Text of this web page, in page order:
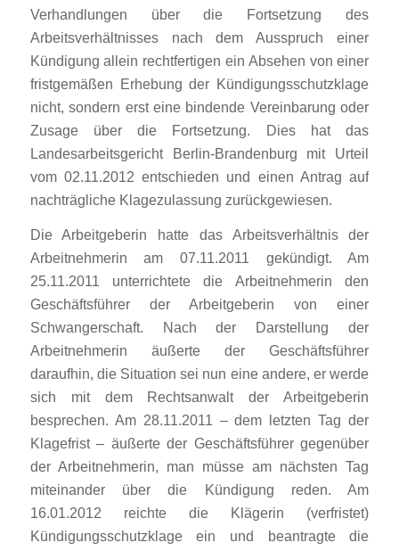
Verhandlungen über die Fortsetzung des
Arbeitsverhältnisses nach dem Ausspruch einer
Kündigung allein rechtfertigen ein Absehen von einer
fristgemäßen Erhebung der Kündigungsschutzklage
nicht, sondern erst eine bindende Vereinbarung oder
Zusage über die Fortsetzung. Dies hat das
Landesarbeitsgericht Berlin-Brandenburg mit Urteil
vom 02.11.2012 entschieden und einen Antrag auf
nachträgliche Klagezulassung zurückgewiesen.
Die Arbeitgeberin hatte das Arbeitsverhältnis der
Arbeitnehmerin am 07.11.2011 gekündigt. Am
25.11.2011 unterrichtete die Arbeitnehmerin den
Geschäftsführer der Arbeitgeberin von einer
Schwangerschaft. Nach der Darstellung der
Arbeitnehmerin äußerte der Geschäftsführer
daraufhin, die Situation sei nun eine andere, er werde
sich mit dem Rechtsanwalt der Arbeitgeberin
besprechen. Am 28.11.2011 – dem letzten Tag der
Klagefrist – äußerte der Geschäftsführer gegenüber
der Arbeitnehmerin, man müsse am nächsten Tag
miteinander über die Kündigung reden. Am
16.01.2012 reichte die Klägerin (verfristet)
Kündigungsschutzklage ein und beantragte die